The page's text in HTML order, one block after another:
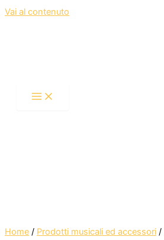
Vai al contenuto
Home / Prodotti musicali ed accessori /